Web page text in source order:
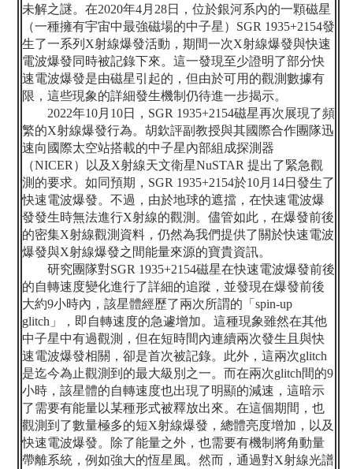
未解之謎。在2020年4月 28日，位於銀河系內的一顆磁星
（一種擁有宇宙中最強磁場的中子星） SGR 1935+2154發
生了一系列 X射線爆發活動，期間一次X射線爆發與快速
電波爆發同時被記錄下來。這一發現至少證明了部分快
速電波爆發是由磁星引起的，但由於可用的觀測數據有
限，這些現象的詳細發生機制仍待進一步揭示。
2022年10月 10日， SGR 1935+2154磁星再次展現了頻
繁的X射線爆發行為。胡欽評副教授與其國際合作團隊迅
速向國際太空站搭載的中子星內部組成探測器
（NICER ）以及 X射線天文衛星NuSTAR 提出了緊急觀
測的要求。如同預期， SGR 1935+2154於10月 14日發生了
快速電波爆發。不過，由於地球的遮擋，在快速電波爆
發發生時無法進行X射線的觀測。儘管如此，在爆發前後
的密集X射線觀測資料，仍然為我們提供了關於快速電波
爆發與X射線爆發之間能量來源的寶貴資訊。
研究團隊對SGR 1935+2154磁星在快速電波爆發前後
的自轉速度變化進行了詳細的追蹤，並發現在爆發前後
大約9小時內，該星體經歷了兩次所謂的「 spin-up
glitch 」，即自轉速度的急遽增加。這種現象雖然在其他
中子星中有過觀測，但在短時間內連續兩次發生且與快
速電波爆發相關，卻是首次被記錄。此外，這兩次glitch
是迄今為止觀測到的最大級別之一。而在兩次glitch間的9
小時，該星體的自轉速度也出現了明顯的減速，這暗示
了需要有能量以某種形式被釋放出來。在這個期間，也
觀測到了數量極多的短X射線爆發，總體亮度增加，以及
快速電波爆發。除了能量之外，也需要有機制將角動量
帶離系統，例如強大的恆星風。然而，通過對X射線光譜